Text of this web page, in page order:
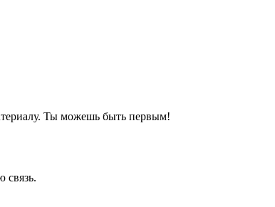
Ты можешь быть первым!
связь.